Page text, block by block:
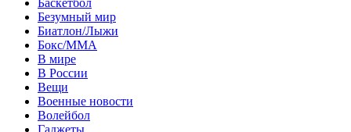
Безумный мир
Биатлон/Лыжи
Бокс/MMA
В мире
В России
Вещи
Военные новости
Волейбол
Гаджеты